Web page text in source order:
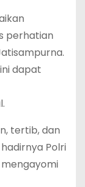
perhatian
dapat
tertib, dan
Polri